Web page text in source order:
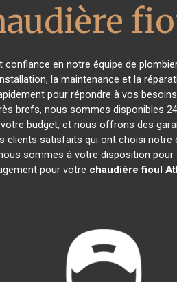
confiance en notre équipe de
la maintenance et la
pour répondre à vos
brefs, nous sommes disponibles
budget, et nous offrons des
clients satisfaits qui ont choisi notre
sommes à votre disposition
pour votre chaudière fioul